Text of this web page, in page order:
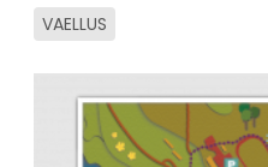
VAELLUS